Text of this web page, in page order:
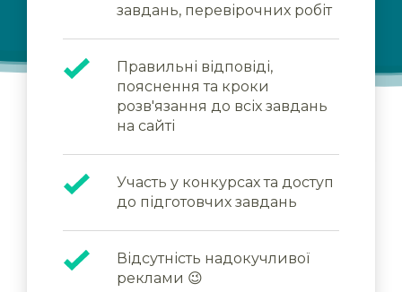
завдань, перевірочних робіт
Правильні відповіді,
пояснення та кроки
розв'язання до всіх завдань
на сайті
Участь у конкурсах та доступ
до підготовчих завдань
Відсутність надокучливої
реклами 😉